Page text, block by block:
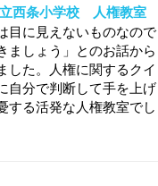
西条小学校 人権教室
目に見えないものなので
ましょう」とのお話から
した。人権に関するクイ
自分で判断して手を上げ
する活発な人権教室でし